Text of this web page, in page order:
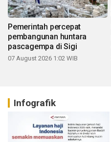
Pemerintah percepat
pembangunan huntara
pascagempa di Sigi
07 August 2026 1:02 WIB
Infografik